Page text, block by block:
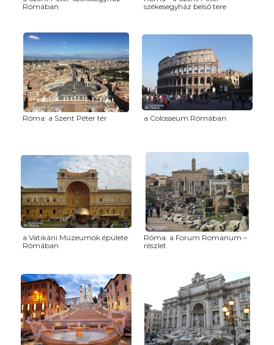
Rómában
székesegyház belső tere
Róma: a Szent Péter tér a Colosseum Rómában
a Vatikáni Múzeumok épülete
Rómában
Róma: a Forum Romanum –
részlet